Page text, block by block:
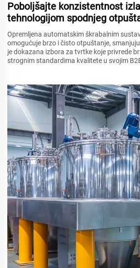
Poboljšajte konzistentnost
tehnologijom spodnjeg
Opremljena automatskim škrabalnim
omogućuje brzo i čisto otpuštanje,
je dokazana izbora za tvrtke koje privrede
strognim standardima kvalitete u svojim